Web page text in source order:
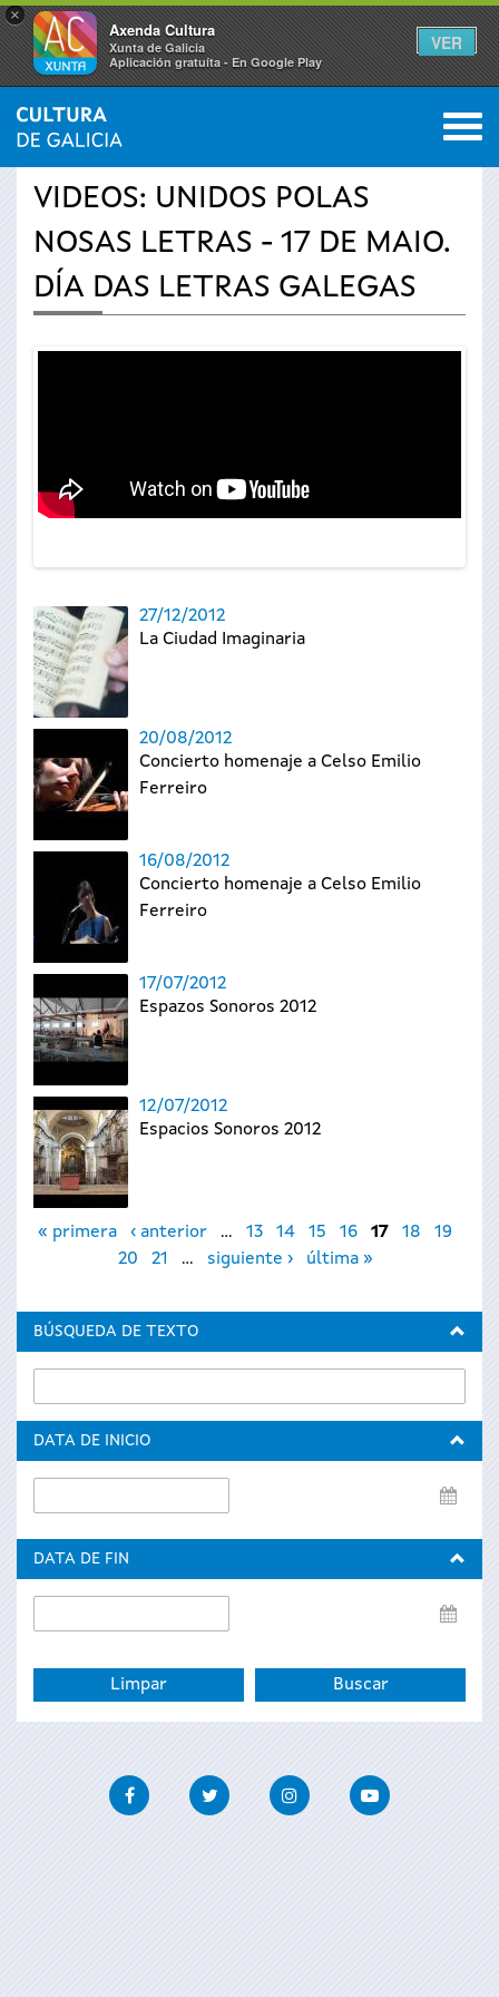
×
Axenda Cultura
Xunta de Galicia
Aplicación gratuíta - En Google Play
VER
Se
usted
INICIO › ACTUALIDAD 0
VIDEOS: UNIDOS POLAS
NOSAS LETRAS - 17 DE MAIO.
DÍA DAS LETRAS GALEGAS
27/12/2012
La Ciudad Imaginaria
20/08/2012
Concierto homenaje a Celso Emilio
Ferreiro
16/08/2012
Concierto homenaje a Celso Emilio
Ferreiro
17/07/2012
Espazos Sonoros 2012
12/07/2012
Espacios Sonoros 2012
Páginas
« primera ‹ anterior … 13 14 15 16 17 18
19
20
21 … siguiente › última »
BÚSQUEDA DE TEXTO
DATA DE INICIO
de
DATA DE FIN
de
FacebookTwitter InstagramYoutube